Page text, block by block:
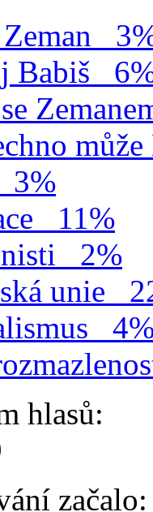
Babiš
3%
11%
2%
unie
hlasů:
začalo: